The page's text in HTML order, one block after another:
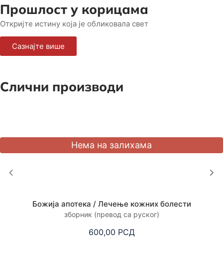
Прошлост у корицама
Откријте истину која је обликовала свет
Сазнајте више
Слични производи
Божија апотека / Лечење кожних болести
зборник (превод са руског)
600,00 РСД